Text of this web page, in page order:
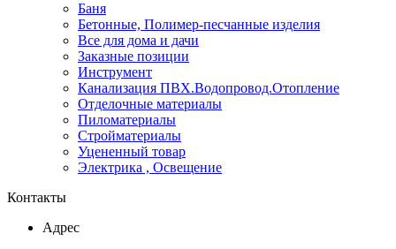
Баня
Бетонные, Полимер-песчанные изделия
Все для дома и дачи
Заказные позиции
Инструмент
Канализация ПВХ.Водопровод.Отопление
Отделочные материалы
Пиломатериалы
Стройматериалы
Уцененный товар
Электрика , Освещение
Контакты
Адрес